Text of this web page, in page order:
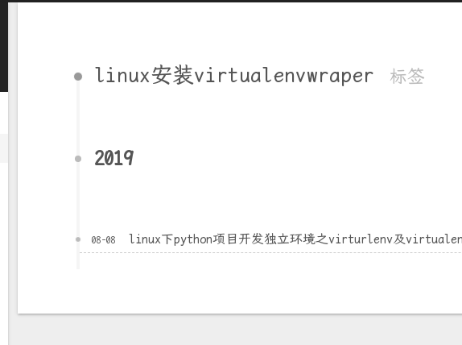
linux安装virtualenvwraper 标签
2019
08-08 linux下python项目开发独立环境之virturlenv及